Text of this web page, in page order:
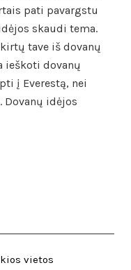
pati pavargstu
skaudi tema.
tave iš dovanų
ieškoti dovanų
į Everestą, nei
idėjos
vietos